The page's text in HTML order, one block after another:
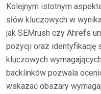
Kolejnym istotnym
słów kluczowych w
jak SEMrush czy Ahrefs
pozycji oraz identyfikację
kluczowych
backlinków pozwala
wskazać obszary